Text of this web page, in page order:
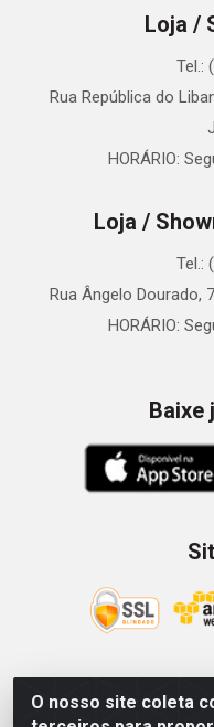
O nosso site coleta
Loja /
Tel.:
Rua República do
HORÁRIO:
Loja /
Tel.:
Rua Ângelo Dourado,
HORÁRIO:
Baixe
Zein Importação e